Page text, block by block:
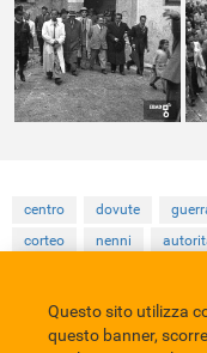
centro dovute
corteo
nenni
Comune di Eboli Servizio
Questo sito utilizza
questo banner,